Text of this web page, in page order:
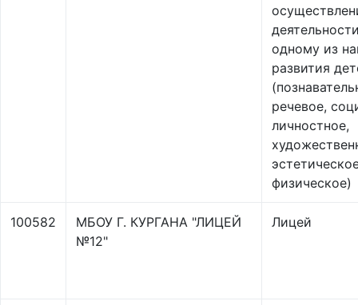
одному из
развития
речевое,
личностное,
физическое)
100582
МБОУ Г. КУРГАНА "ЛИЦЕЙ
№12"
Лицей